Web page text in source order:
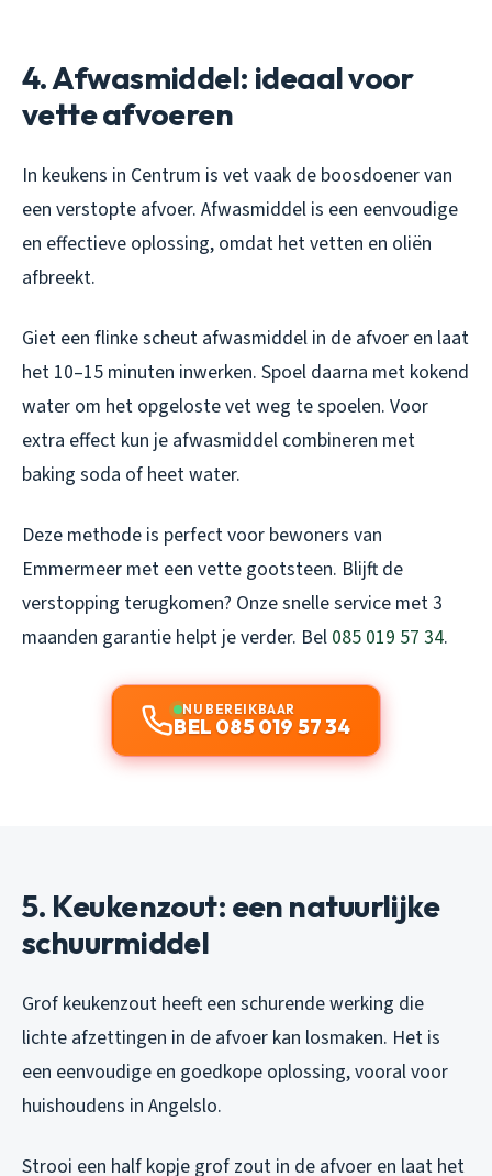
4. Afwasmiddel: ideaal voor
vette afvoeren
In keukens in Centrum is vet vaak de boosdoener van
een verstopte afvoer. Afwasmiddel is een eenvoudige
en effectieve oplossing, omdat het vetten en oliën
afbreekt.
Giet een flinke scheut afwasmiddel in de afvoer en laat
het 10–15 minuten inwerken. Spoel daarna met kokend
water om het opgeloste vet weg te spoelen. Voor
extra effect kun je afwasmiddel combineren met
baking soda of heet water.
Deze methode is perfect voor bewoners van
Emmermeer met een vette gootsteen. Blijft de
verstopping terugkomen? Onze snelle service met 3
maanden garantie helpt je verder. Bel 085 019 57 34.
NU BEREIKBAAR
BEL 085 019 57 34
5. Keukenzout: een natuurlijke
schuurmiddel
Grof keukenzout heeft een schurende werking die
lichte afzettingen in de afvoer kan losmaken. Het is
een eenvoudige en goedkope oplossing, vooral voor
huishoudens in Angelslo.
Strooi een half kopje grof zout in de afvoer en laat het